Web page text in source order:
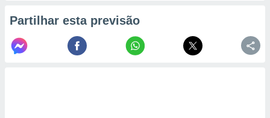
Partilhar esta previsão